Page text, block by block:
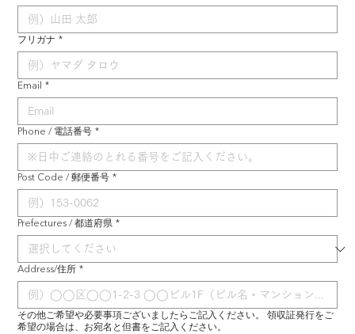
フリガナ *
Email *
Phone / 電話番号 *
Post Code / 郵便番号 *
Prefectures / 都道府県 *
Address/住所 *
その他ご希望や必要事項ございましたらご記入ください。 領収証発行をご
希望の場合は、お宛名と但書をご記入ください。